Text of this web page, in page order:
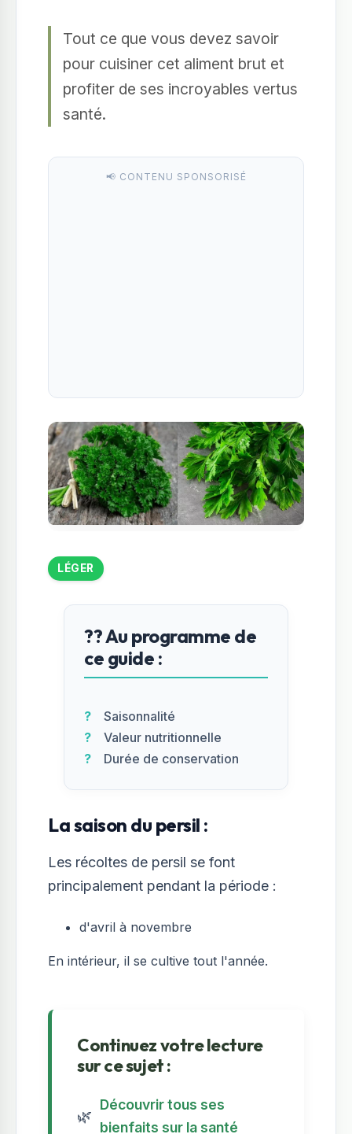
Tout ce que vous devez savoir
pour cuisiner cet aliment brut et
profiter de ses incroyables vertus
santé.
📢 CONTENU SPONSORISÉ
LÉGER
?? Au programme de
ce guide :
Saisonnalité
Valeur nutritionnelle
Durée de conservation
La saison du persil :
Les récoltes de persil se font
principalement pendant la période :
d'avril à novembre
En intérieur, il se cultive tout l'année.
Continuez votre lecture
sur ce sujet :
🌿
Découvrir tous ses
bienfaits sur la santé